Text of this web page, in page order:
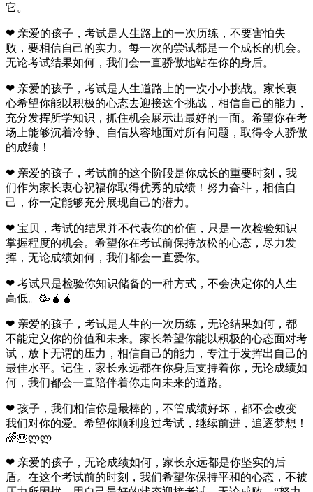
它。
❤ 亲爱的孩子，考试是人生路上的一次历练，不要害怕失
败，要相信自己的实力。每一次的尝试都是一个成长的机会。
无论考试结果如何，我们会一直骄傲地站在你的身后。
❤ 亲爱的孩子，考试是人生道路上的一次小小挑战。家长衷
心希望你能以积极的心态去迎接这个挑战，相信自己的能力，
充分发挥所学知识，抓住机会展示出最好的一面。希望你在考
场上能够沉着冷静、自信从容地面对所有问题，取得令人骄傲
的成绩！
❤ 亲爱的孩子，考试前的这个阶段是你成长的重要时刻，我
们作为家长衷心祝福你取得优秀的成绩！努力奋斗，相信自
己，你一定能够充分展现自己的潜力。
❤ 宝贝，考试的结果并不代表你的价值，只是一次检验知识
掌握程度的机会。希望你在考试前保持放松的心态，尽力发
挥，无论成绩如何，我们都会一直爱你。
❤ 考试只是检验你知识储备的一种方式，不会决定你的人生
高低。🥳🧉🧉
❤ 亲爱的孩子，考试是人生的一次历练，无论结果如何，都
不能定义你的价值和未来。家长希望你能以积极的心态面对考
试，放下无谓的压力，相信自己的能力，专注于发挥出自己的
最佳水平。记住，家长永远都在你身后支持着你，无论成绩如
何，我们都会一直陪伴着你走向未来的道路。
❤ 孩子，我们相信你是最棒的，不管成绩好坏，都不会改变
我们对你的爱。希望你顺利度过考试，继续前进，追逐梦想！
🌈🎂ლლ
❤ 亲爱的孩子，无论成绩如何，家长永远都是你坚实的后
盾。在这个考试前的时刻，我们希望你保持平和的心态，不被